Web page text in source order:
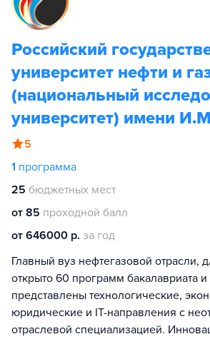
Российский
университет нефти и
(национальный
университет) имени
5
1 программа
25 бюджетных мест
от 85 проходной балл
от 646000 р. за год
Главный вуз нефтегазовой отрасли,
открыто 60 программ бакалавриата и
представлены технологические,
юридические и IT-направления с
отраслевой специализацией.